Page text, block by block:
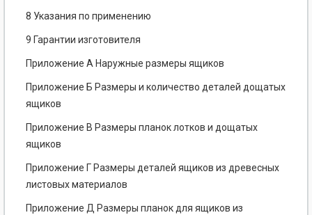
8 Указания по применению
9 Гарантии изготовителя
Приложение А Наружные размеры ящиков
Приложение Б Размеры и количество деталей дощатых
ящиков
Приложение В Размеры планок лотков и дощатых
ящиков
Приложение Г Размеры деталей ящиков из древесных
листовых материалов
Приложение Д Размеры планок для ящиков из